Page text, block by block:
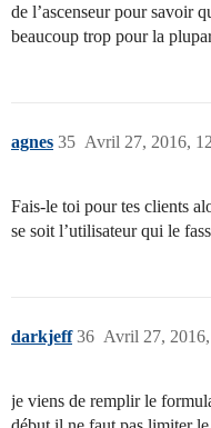
de l’ascenseur pour savoir
beaucoup trop pour la
agnes Avril 27, 2016,
35
Fais-le toi pour tes clients
se soit l’utilisateur qui le
darkjeff Avril 27,
36
je viens de remplir le